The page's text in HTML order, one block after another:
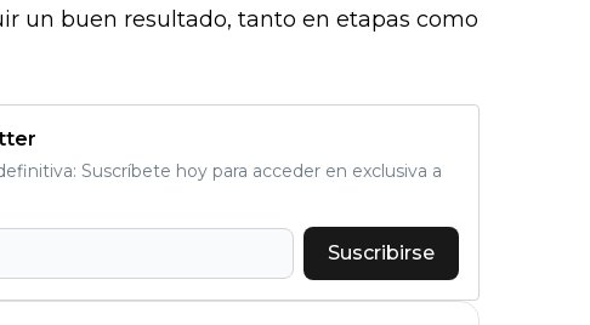
un buen resultado, tanto en etapas como
Suscríbete hoy para acceder en exclusiva a
Suscribirse